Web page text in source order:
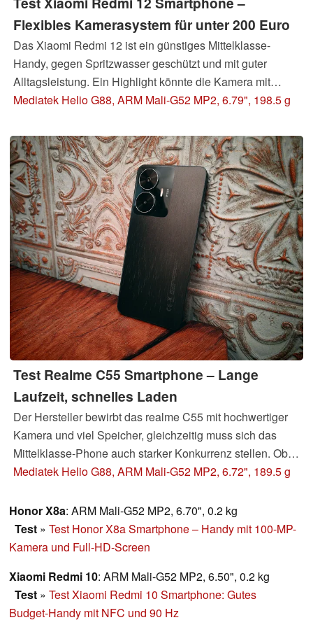
Flexibles Kamerasystem für unter 200 Euro
Das Xiaomi Redmi 12 ist ein günstiges Mittelklasse-
Handy, gegen Spritzwasser geschützt und mit guter
Alltagsleistung. Ein Highlight könnte die Kamera mit
Weitwinkel- und Makrolinse sein, aber kann sie bei einem
Mediatek Helio G88, ARM Mali-G52 MP2, 6.79", 198.5 g
Test Realme C55 Smartphone – Lange
Laufzeit, schnelles Laden
Der Hersteller bewirbt das realme C55 mit hochwertiger
Kamera und viel Speicher, gleichzeitig muss sich das
Mittelklasse-Phone auch starker Konkurrenz stellen. Ob
es herausstechen kann, das klären wir im Test.
Mediatek Helio G88, ARM Mali-G52 MP2, 6.72", 189.5 g
Honor X8a: ARM Mali-G52 MP2, 6.70", 0.2 kg
Test » Test Honor X8a Smartphone – Handy mit 100-MP-
Kamera und Full-HD-Screen
Xiaomi Redmi 10: ARM Mali-G52 MP2, 6.50", 0.2 kg
Test » Test Xiaomi Redmi 10 Smartphone: Gutes
Budget-Handy mit NFC und 90 Hz